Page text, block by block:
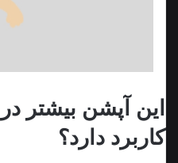
این آپشن بیشتر
کاربرد دارد؟